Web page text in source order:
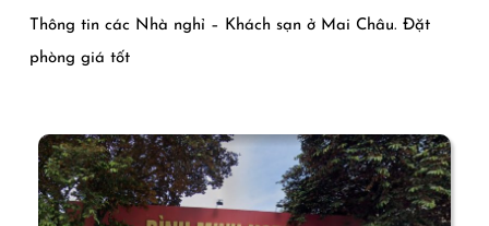
Thông tin các Nhà nghỉ – Khách sạn ở Mai Châu. Đặt
phòng giá tốt